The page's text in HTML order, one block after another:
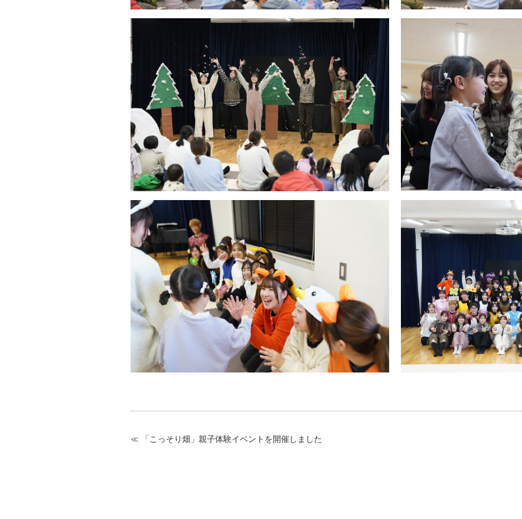
≪ 「こっそり畑」親子体験イベントを開催しました